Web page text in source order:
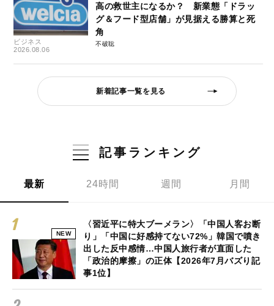
ビジネス
2026.08.06
高の救世主になるか？ 新業態「ドラッ
グ＆フード型店舗」が見据える勝算と死
角
不破聡
新着記事一覧を見る
記事ランキング
最新 24時間 週間 月間
NEW
〈習近平に特大ブーメラン〉「中国人客お断
り」「中国に好感持てない72%」韓国で噴き
出した反中感情…中国人旅行者が直面した
「政治的摩擦」の正体【2026年7月バズり記
事1位】